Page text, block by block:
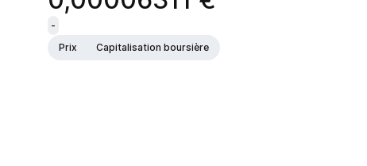
-
Prix
Capitalisation boursière